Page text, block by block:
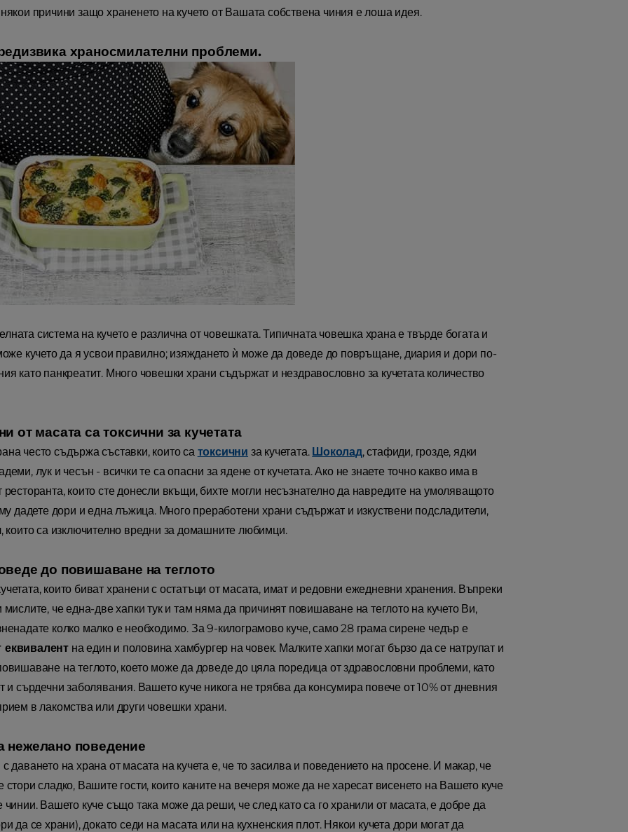
причини защо храненето на кучето от Вашата собствена чиния е лоша идея.
храносмилателни проблеми.
система на кучето е различна от човешката. Типичната човешка храна е твърде богата и
кучето да я усвои правилно; изяждането ѝ може да доведе до повръщане, диария и дори по-
като панкреатит. Много човешки храни съдържат и нездравословно за кучетата количество
от масата са токсични за кучетата
често съдържа съставки, които са токсични за кучетата. Шоколад, стафиди, грозде, ядки
лук и чесън - всички те са опасни за ядене от кучетата. Ако не знаете точно какво има в
ресторанта, които сте донесли вкъщи, бихте могли несъзнателно да навредите на умоляващото
дадете дори и една лъжица. Много преработени храни съдържат и изкуствени подсладители,
които са изключително вредни за домашните любимци.
до повишаване на теглото
които биват хранени с остатъци от масата, имат и редовни ежедневни хранения. Въпреки
че една-две хапки тук и там няма да причинят повишаване на теглото на кучето Ви,
колко малко е необходимо. За 9-килограмово куче, само 28 грама сирене чедър е
еквивалент на един и половина хамбургер на човек. Малките хапки могат бързо да се натрупат и
на теглото, което може да доведе до цяла поредица от здравословни проблеми, като
и сърдечни заболявания. Вашето куче никога не трябва да консумира повече от 10% от дневния
в лакомства или други човешки храни.
нежелано поведение
даването на храна от масата на кучета е, че то засилва и поведението на просене. И макар, че
сладко, Вашите гости, които каните на вечеря може да не харесат висенето на Вашето куче
чинии. Вашето куче също така може да реши, че след като са го хранили от масата, е добре да
да се храни), докато седи на масата или на кухненския плот. Някои кучета дори могат да